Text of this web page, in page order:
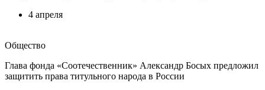
4 апреля
Общество
Глава фонда «Соотечественник» Александр Босых предложил
защитить права титульного народа в России